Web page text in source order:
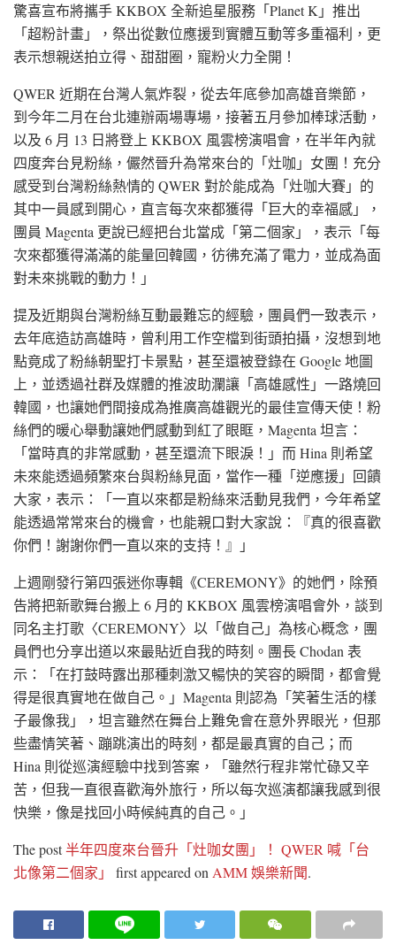
驚喜宣布將攜手 KKBOX 全新追星服務「Planet K」推出
「超粉計畫」，祭出從數位應援到實體互動等多重福利，更
表示想親送拍立得、甜甜圈，寵粉火力全開！
QWER 近期在台灣人氣炸裂，從去年底參加高雄音樂節，
到今年二月在台北連辦兩場專場，接著五月參加棒球活動，
以及 6 月 13 日將登上 KKBOX 風雲榜演唱會，在半年內就
四度奔台見粉絲，儼然晉升為常來台的「灶咖」女團！充分
感受到台灣粉絲熱情的 QWER 對於能成為「灶咖大賽」的
其中一員感到開心，直言每次來都獲得「巨大的幸福感」，
團員 Magenta 更說已經把台北當成「第二個家」，表示「每
次來都獲得滿滿的能量回韓國，彷彿充滿了電力，並成為面
對未來挑戰的動力！」
提及近期與台灣粉絲互動最難忘的經驗，團員們一致表示，
去年底造訪高雄時，曾利用工作空檔到街頭拍攝，沒想到地
點竟成了粉絲朝聖打卡景點，甚至還被登錄在 Google 地圖
上，並透過社群及媒體的推波助瀾讓「高雄感性」一路燒回
韓國，也讓她們間接成為推廣高雄觀光的最佳宣傳天使！粉
絲們的暖心舉動讓她們感動到紅了眼眶，Magenta 坦言：
「當時真的非常感動，甚至還流下眼淚！」而 Hina 則希望
未來能透過頻繁來台與粉絲見面，當作一種「逆應援」回饋
大家，表示：「一直以來都是粉絲來活動見我們，今年希望
能透過常常來台的機會，也能親口對大家說：『真的很喜歡
你們！謝謝你們一直以來的支持！』」
上週剛發行第四張迷你專輯《CEREMONY》的她們，除預
告將把新歌舞台搬上 6 月的 KKBOX 風雲榜演唱會外，談到
同名主打歌〈CEREMONY〉以「做自己」為核心概念，團
員們也分享出道以來最貼近自我的時刻。團長 Chodan 表
示：「在打鼓時露出那種刺激又暢快的笑容的瞬間，都會覺
得是很真實地在做自己。」Magenta 則認為「笑著生活的樣
子最像我」，坦言雖然在舞台上難免會在意外界眼光，但那
些盡情笑著、蹦跳演出的時刻，都是最真實的自己；而
Hina 則從巡演經驗中找到答案，「雖然行程非常忙碌又辛
苦，但我一直很喜歡海外旅行，所以每次巡演都讓我感到很
快樂，像是找回小時候純真的自己。」
The post半年四度來台晉升「灶咖女團」！ QWER 喊「台
北像第二個家」
first appeared onAMM 娛樂新聞.